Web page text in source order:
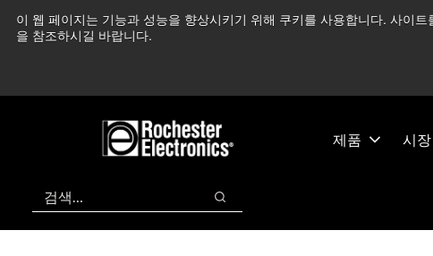
이 웹 페이지는 기능과 성능을 향상시키기 위해 쿠키를 사용합니다. 사이
을 참조하시길 바랍니다.
츠
건
중동 지역 상황을 지속적
제품 시장
검색
검색